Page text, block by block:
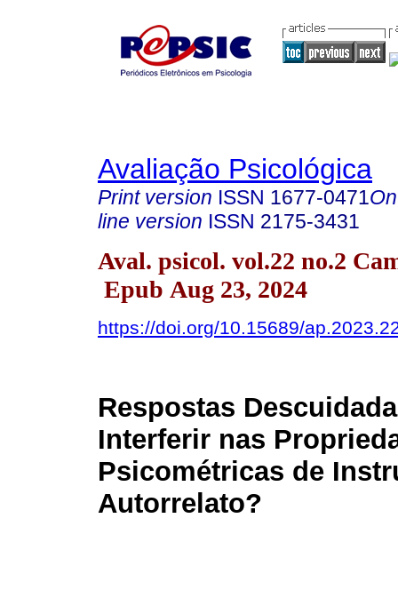
Avaliação Psicológica
Print version ISSN 1677-0471
line version ISSN 2175-3431
Aval. psicol. vol.22 no.2
Epub Aug 23, 2024
https://doi.org/10.15689/
Respostas
Interferir nas
Psicométricas de
Autorrelato?